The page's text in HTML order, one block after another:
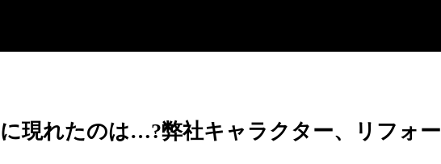
に現れたのは…?弊社キャラクター、リフォ